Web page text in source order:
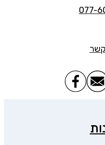
077-
קשר